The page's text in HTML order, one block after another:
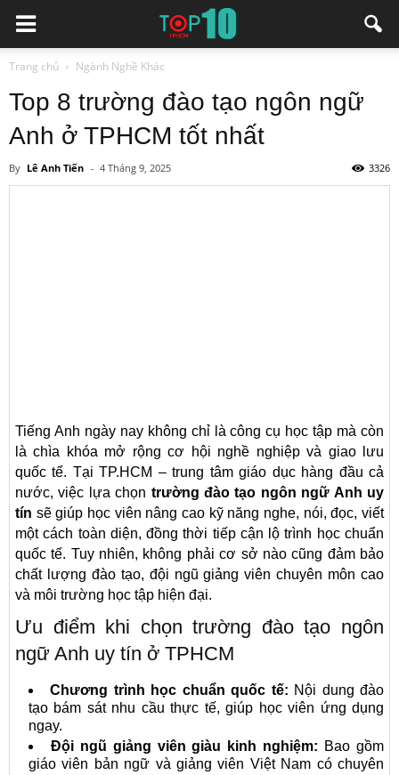
Trang chủ Ngành Nghề Khác
Top 8 trường đào tạo ngôn ngữ
Anh ở TPHCM tốt nhất
By Lê Anh Tiến - 4 Tháng 9, 2025 3326
Tiếng Anh ngày nay không chỉ là công cụ học tập mà còn
là chìa khóa mở rộng cơ hội nghề nghiệp và giao lưu
quốc tế. Tại TP.HCM – trung tâm giáo dục hàng đầu cả
nước, việc lựa chọn trường đào tạo ngôn ngữ Anh uy
tín sẽ giúp học viên nâng cao kỹ năng nghe, nói, đọc, viết
một cách toàn diện, đồng thời tiếp cận lộ trình học chuẩn
quốc tế. Tuy nhiên, không phải cơ sở nào cũng đảm bảo
chất lượng đào tạo, đội ngũ giảng viên chuyên môn cao
và môi trường học tập hiện đại.
Ưu điểm khi chọn trường đào tạo ngôn
ngữ Anh uy tín ở TPHCM
Chương trình học chuẩn quốc tế: Nội dung đào
tạo bám sát nhu cầu thực tế, giúp học viên ứng dụng
ngay.
Đội ngũ giảng viên giàu kinh nghiệm: Bao gồm
giáo viên bản ngữ và giảng viên Việt Nam có chuyên